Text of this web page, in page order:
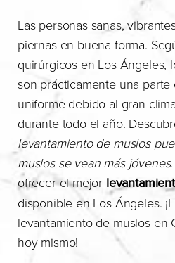
Las personas sanas,
piernas en buena forma.
quirúrgicos en Los Ángeles,
son prácticamente una
uniforme debido al gran
durante todo el año.
levantamiento de muslos
muslos se vean más jóvenes
ofrecer el mejor
disponible en Los Ángeles.
levantamiento de muslos en
hoy mismo!